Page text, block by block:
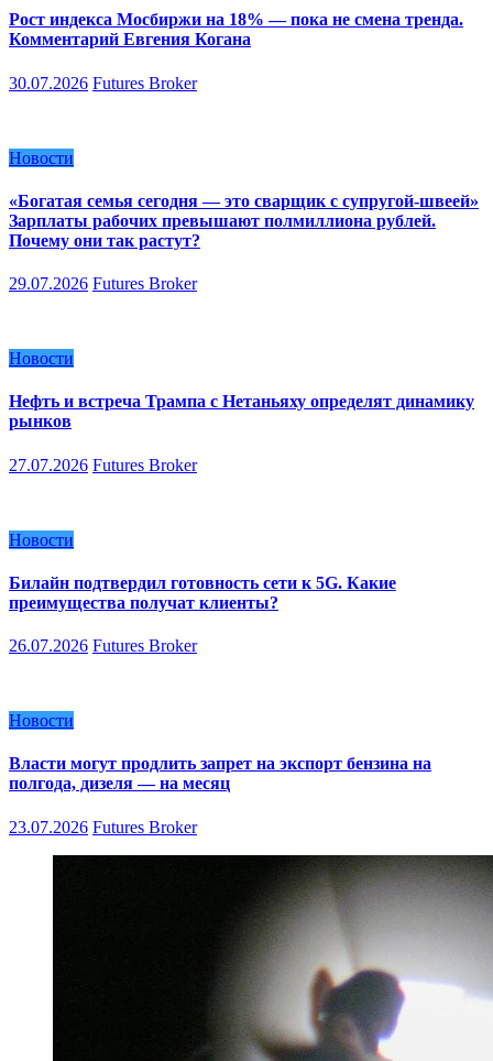
Рост индекса Мосбиржи на 18% — пока не смена тренда.
Комментарий Евгения Когана
30.07.2026 Futures Broker
Новости
«Богатая семья сегодня — это сварщик с супругой-швеей»
Зарплаты рабочих превышают полмиллиона рублей.
Почему они так растут?
29.07.2026 Futures Broker
Новости
Нефть и встреча Трампа с Нетаньяху определят динамику
рынков
27.07.2026 Futures Broker
Новости
Билайн подтвердил готовность сети к 5G. Какие
преимущества получат клиенты?
26.07.2026 Futures Broker
Новости
Власти могут продлить запрет на экспорт бензина на
полгода, дизеля — на месяц
23.07.2026 Futures Broker